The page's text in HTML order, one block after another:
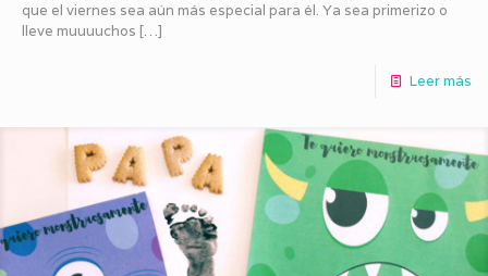
que el viernes sea aún más especial para él. Ya sea primerizo o
lleve muuuuchos […]
Leer más